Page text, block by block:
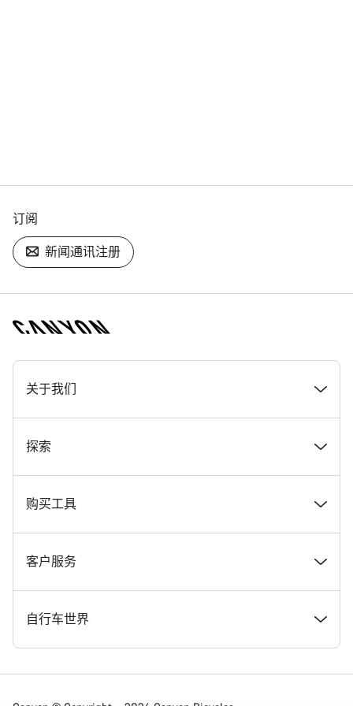
订阅
新闻通讯注册
[footer.linksList.title]
关于我们
奖项
在 Canyon 工作
Canyon 新闻发布室
条款和条件
法律披露
探索
新闻和故事
提示和建议
Canyon Home Koblenz
会员礼遇
购买工具
找到您梦寐以求的 Canyon 自行车
现货自行车
找到您的 Canyon 尺寸
客户服务
支持中心
服务网点
自行车世界
公路车